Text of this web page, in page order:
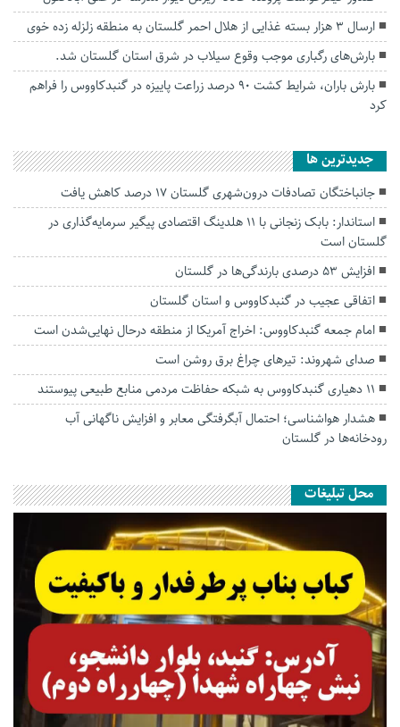
ارسال ۳ هزار بسته غذایی از هلال احمر گلستان به منطقه زلزله زده خوی
بارش‌های رگباری موجب وقوع سیلاب در شرق استان گلستان شد.
بارش باران، شرایط کشت ۹۰ درصد زراعت پاییزه در گنبدکاووس را فراهم
کرد
جديدترين ها
جانباختگان تصادفات درون‌شهری گلستان ۱۷ درصد کاهش یافت
استاندار: بابک زنجانی با ۱۱ هلدینگ اقتصادی پیگیر سرمایه‌گذاری در
گلستان است
افزایش ۵۳ درصدی بارندگی‌ها در گلستان
اتفاقی عجیب در‌ گنبدکاووس و استان گلستان
امام جمعه گنبدکاووس: اخراج آمریکا از منطقه درحال نهایی‌شدن است
صدای شهروند: تیرهای چراغ برق روشن است
۱۱ دهیاری گنبدکاووس به شبکه حفاظت مردمی منابع طبیعی پیوستند
هشدار هواشناسی؛ احتمال آبگرفتگی معابر و افزایش ناگهانی آب
رودخانه‌ها در گلستان
محل تبلیغات